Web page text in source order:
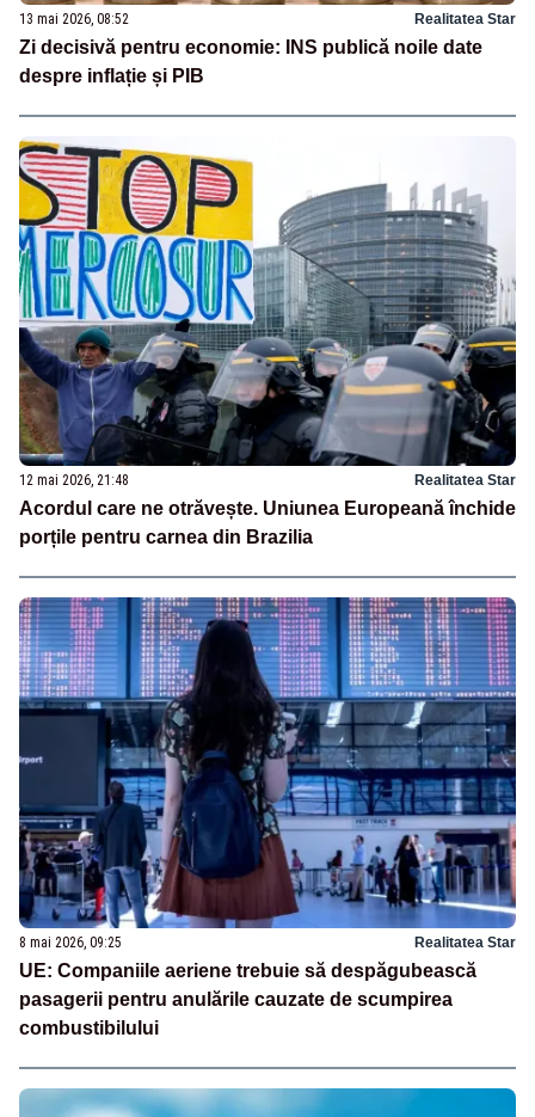
13 mai 2026, 08:52 Realitatea Star
Zi decisivă pentru economie: INS publică noile date
despre inflație și PIB
12 mai 2026, 21:48 Realitatea Star
Acordul care ne otrăvește. Uniunea Europeană închide
porțile pentru carnea din Brazilia
8 mai 2026, 09:25 Realitatea Star
UE: Companiile aeriene trebuie să despăgubească
pasagerii pentru anulările cauzate de scumpirea
combustibilului